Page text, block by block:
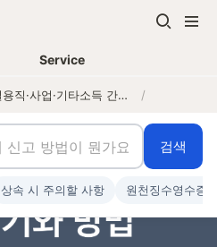
Service
일용직·사업·기타소득 간이지급명세서 제출 시기와 방법 /
검색
상속 시 주의할 사항 원천징수영수증